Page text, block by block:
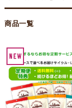
商品一覧